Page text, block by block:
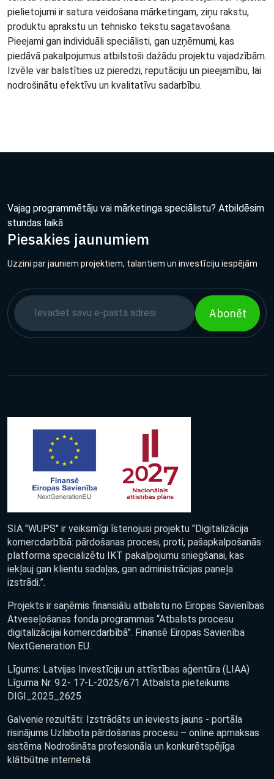
pielietojumi ir satura veidošana mārketingam, ziņu rakstu,
produktu aprakstu un tehnisko tekstu sagatavošana.
Pieejami gan individuāli speciālisti, gan uzņēmumi, kas
piedāvā pakalpojumus atbilstoši dažādu projektu vajadzībām.
Izvēle var balstīties uz pieredzi, reputāciju un pieejamību, lai
nodrošinātu efektīvu un kvalitatīvu sadarbību.
Vajag programmētāju vai mārketinga speciālistu? Atbildēsim
stundas laikā
Piesakies jaunumiem
Uzzini par jauniem projektiem, talantiem un investīciju iespējām
Abonēt
SIA "WUPS" ir veiksmīgi īstenojusi projektu "Digitalizācija
komercdarbībā: pārdošanas procesi, proti, pašapkalpošanās
platforma specializētu IKT pakalpojumu sniegšanai, kas
iekļauj gan klientu sadaļas, gan administrācijas paneļa
izstrādi.”.
Projekts ir saņēmis finansiālu atbalstu no Eiropas Savienības
Atveseļošanas fonda programmas “Atbalsts procesu
digitalizācijai komercdarbībā”. Finansē Eiropas Savienība
NextGeneration EU.
Līgums: Latvijas Investīciju un attīstības aģentūra (LIAA)
Līguma Nr. 9.2- 17-L-2025/671 Atbalsta pieteikums
DIGI_2025_2625
Galvenie rezultāti: Izstrādāts un ieviests jauns - portāla
risinājums Uzlabota pārdošanas procesu – online apmaksas
sistēma Nodrošināta profesionāla un konkurētspējīga
klātbūtne internetā